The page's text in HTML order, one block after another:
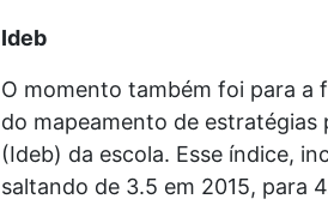
Ideb
O momento também foi para a
do mapeamento de estratégias
(Ideb) da escola. Esse índice,
saltando de 3.5 em 2015, para